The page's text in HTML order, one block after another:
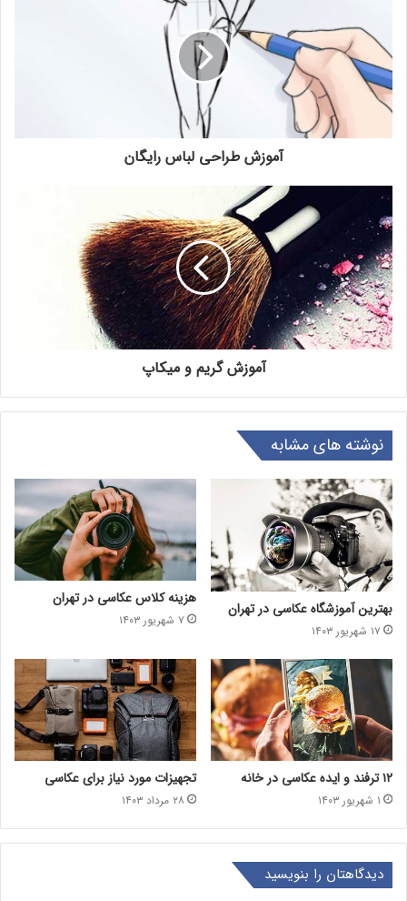
آموزش طراحی لباس رایگان
آموزش گریم و میکاپ
نوشته های مشابه
بهترین آموزشگاه عکاسی در تهران
۱۷ شهریور ۱۴۰۳
هزینه کلاس عکاسی در تهران
۷ شهریور ۱۴۰۳
۱۲ ترفند و ایده عکاسی در خانه
۱ شهریور ۱۴۰۳
تجهیزات مورد نیاز برای عکاسی
۲۸ مرداد ۱۴۰۳
دیدگاهتان را بنویسید